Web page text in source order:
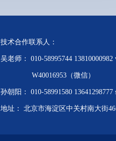
技术合作联系人：
吴老师： 010-58995744 13810000982
W40016953（微信）
孙朝阳： 010-58991580 13641298777
地址： 北京市海淀区中关村南大街